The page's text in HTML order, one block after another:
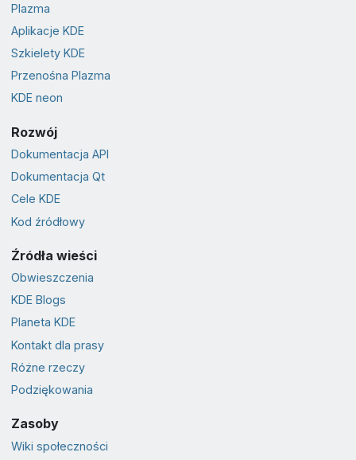
Plazma
Aplikacje KDE
Szkielety KDE
Przenośna Plazma
KDE neon
Rozwój
Dokumentacja API
Dokumentacja Qt
Cele KDE
Kod źródłowy
Źródła wieści
Obwieszczenia
KDE Blogs
Planeta KDE
Kontakt dla prasy
Różne rzeczy
Podziękowania
Zasoby
Wiki społeczności